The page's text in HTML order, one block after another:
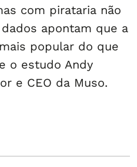
com pirataria não
apontam que a
popular do que
o estudo Andy
e CEO da Muso.